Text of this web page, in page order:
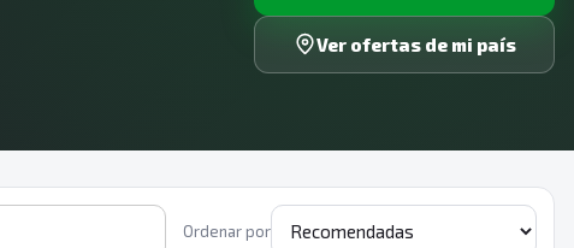
Ver ofertas de mi país
Ordenar por